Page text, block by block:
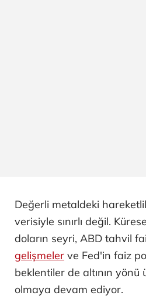
Değerli metaldeki
verisiyle sınırlı değil.
doların seyri, ABD tahvil
gelişmeler ve Fed'in faiz
beklentiler de altının
olmaya devam ediyor.